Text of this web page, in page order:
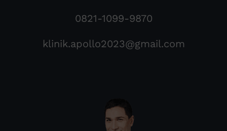
0821-1099-9870
klinik.apollo2023@gmail.com